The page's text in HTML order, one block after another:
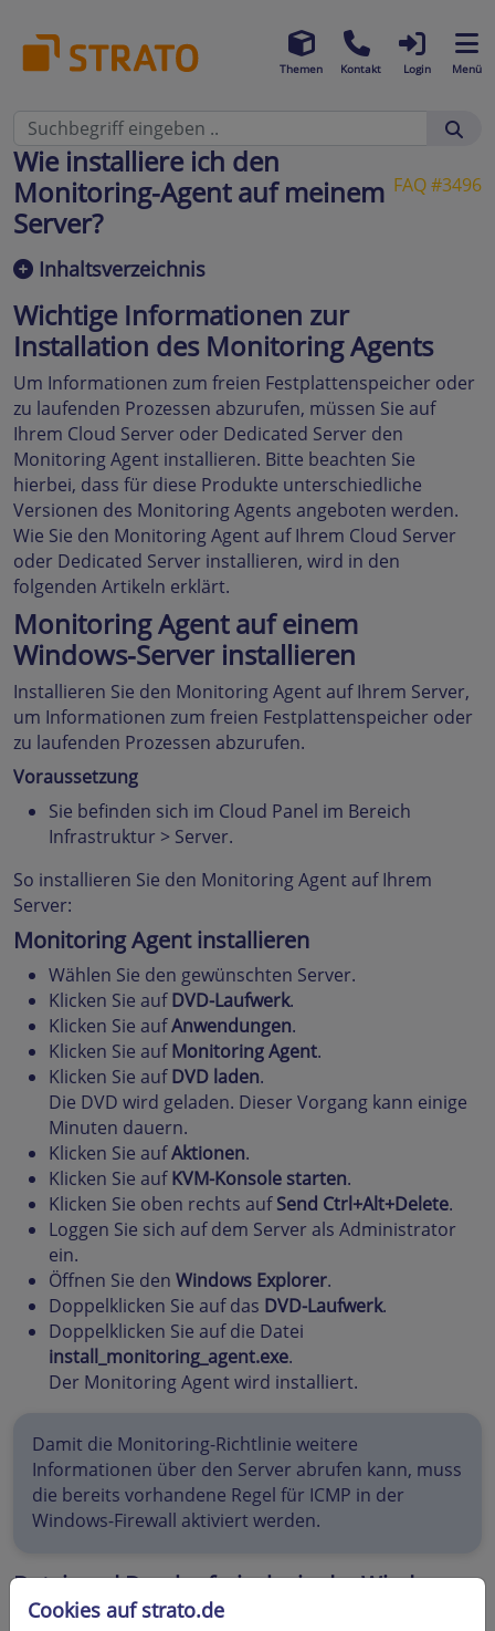
Themen Kontakt Login Menü
FAQ #3496
Wie installiere ich den
Monitoring-Agent auf meinem
Server?
Inhaltsverzeichnis
Wichtige Informationen zur
Installation des Monitoring Agents
Um Informationen zum freien Festplattenspeicher oder
zu laufenden Prozessen abzurufen, müssen Sie auf
Ihrem Cloud Server oder Dedicated Server den
Monitoring Agent installieren. Bitte beachten Sie
hierbei, dass für diese Produkte unterschiedliche
Versionen des Monitoring Agents angeboten werden.
Wie Sie den Monitoring Agent auf Ihrem Cloud Server
oder Dedicated Server installieren, wird in den
folgenden Artikeln erklärt.
Monitoring Agent auf einem
Windows-Server installieren
Installieren Sie den Monitoring Agent auf Ihrem Server,
um Informationen zum freien Festplattenspeicher oder
zu laufenden Prozessen abzurufen.
Voraussetzung
Sie befinden sich im Cloud Panel im Bereich
Infrastruktur > Server.
So installieren Sie den Monitoring Agent auf Ihrem
Server:
Monitoring Agent installieren
Wählen Sie den gewünschten Server.
Klicken Sie aufDVD-Laufwerk.
Klicken Sie aufAnwendungen.
Klicken Sie aufMonitoring Agent.
Klicken Sie aufDVD laden.
Die DVD wird geladen. Dieser Vorgang kann einige
Minuten dauern.
Klicken Sie aufAktionen.
Klicken Sie aufKVM-Konsole starten.
Klicken Sie oben rechts aufSend Ctrl+Alt+Delete.
Loggen Sie sich auf dem Server als Administrator
ein.
Öffnen Sie den Windows Explorer.
Doppelklicken Sie auf das DVD-Laufwerk.
Doppelklicken Sie auf die Datei
install_monitoring_agent.exe.
Der Monitoring Agent wird installiert.
Damit die Monitoring-Richtlinie weitere
Informationen über den Server abrufen kann, muss
die bereits vorhandene Regel für ICMP in der
Windows-Firewall aktiviert werden.
Datei- und Druckerfreigabe in der Windows-
Firewall freischalten
Cookies auf strato.de